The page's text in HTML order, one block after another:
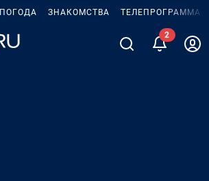
ПОГОДА ЗНАКОМСТВА ТЕЛЕПРОГРАММА